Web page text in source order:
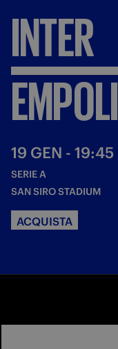
INTER
EMPOLI
SERIE A
SAN SIRO STADIUM
19 GEN - 19:45
ACQUISTA